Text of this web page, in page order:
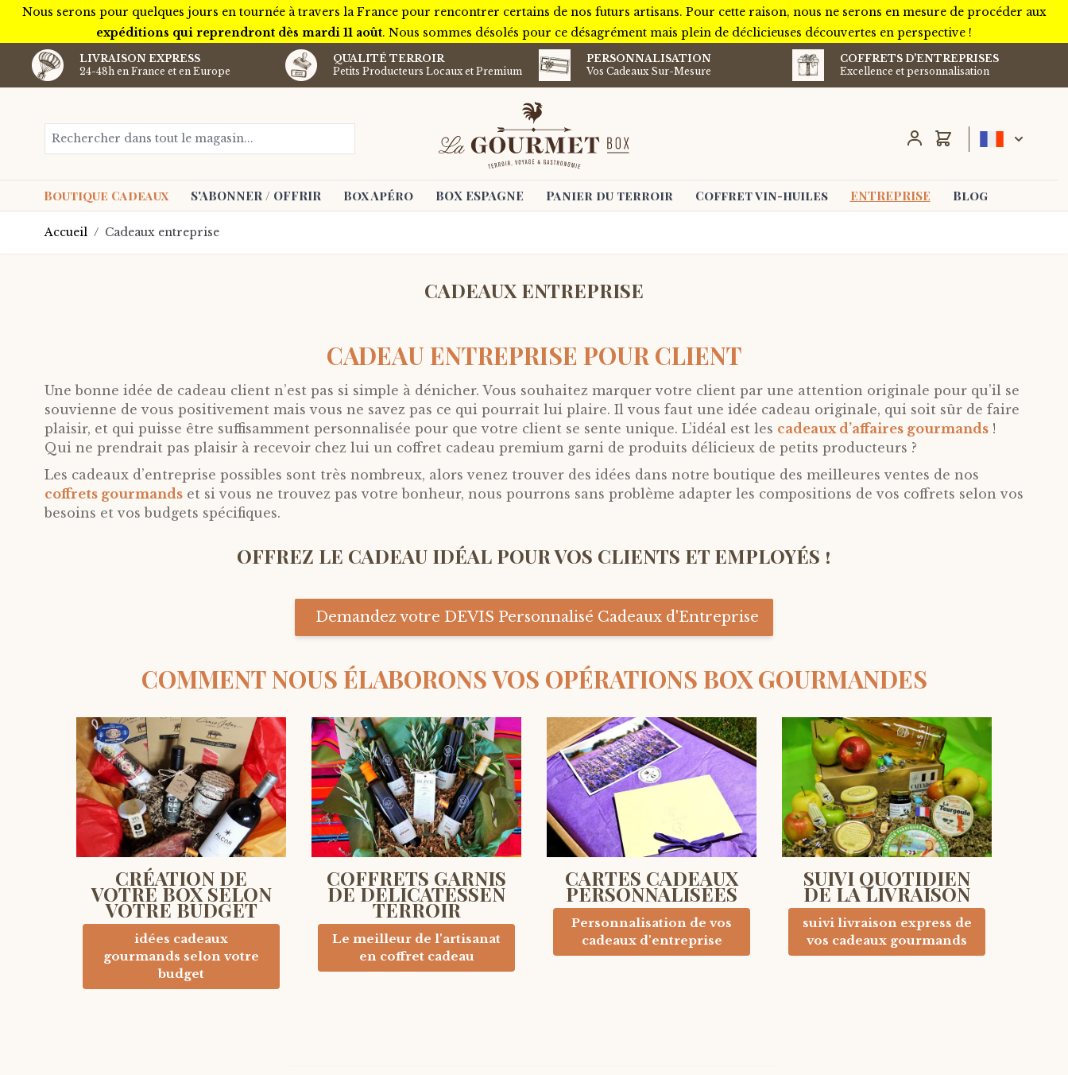
Nous serons pour quelques jours en tournée à travers la France pour rencontrer certains de nos futurs artisans. Pour cette raison, nous ne serons en mesure de procéder aux
expéditions qui reprendront dès mardi 11 août. Nous sommes désolés pour ce désagrément mais plein de déclicieuses découvertes en perspective !
LIVRAISON EXPRESS
24-48h en France et en Europe
QUALITÉ TERROIR
Petits Producteurs Locaux et Premium
PERSONNALISATION
Vos Cadeaux Sur-Mesure
COFFRETS D'ENTREPRISES
Excellence et personnalisation
Rechercher dans tout le magasin... Chariot
Boutique Cadeaux S'ABONNER / OFFRIR Box Apéro BOX ESPAGNE Panier du terroir Coffret vin-huiles ENTREPRISE Blog
Accueil / Cadeaux entreprise
CADEAUX ENTREPRISE
CADEAU ENTREPRISE POUR CLIENT
Une bonne idée de cadeau client n’est pas si simple à dénicher. Vous souhaitez marquer votre client par une attention originale pour qu’il se
souvienne de vous positivement mais vous ne savez pas ce qui pourrait lui plaire. Il vous faut une idée cadeau originale, qui soit sûr de faire
plaisir, et qui puisse être suffisamment personnalisée pour que votre client se sente unique. L’idéal est les cadeaux d’affaires gourmands !
Qui ne prendrait pas plaisir à recevoir chez lui un coffret cadeau premium garni de produits délicieux de petits producteurs ?
Les cadeaux d’entreprise possibles sont très nombreux, alors venez trouver des idées dans notre boutique des meilleures ventes de nos
coffrets gourmands et si vous ne trouvez pas votre bonheur, nous pourrons sans problème adapter les compositions de vos coffrets selon vos
besoins et vos budgets spécifiques.
OFFREZ LE CADEAU IDÉAL POUR VOS CLIENTS ET EMPLOYÉS !
Demandez votre DEVIS Personnalisé Cadeaux d'Entreprise
COMMENT NOUS ÉLABORONS VOS OPÉRATIONS BOX GOURMANDES
CRÉATION DE
VOTRE BOX SELON
VOTRE BUDGET
idées cadeaux
gourmands selon votre
budget
COFFRETS GARNIS
DE DELICATESSEN
TERROIR
Le meilleur de l'artisanat
en coffret cadeau
CARTES CADEAUX
PERSONNALISÉES
Personnalisation de vos
cadeaux d'entreprise
SUIVI QUOTIDIEN
DE LA LIVRAISON
suivi livraison express de
vos cadeaux gourmands